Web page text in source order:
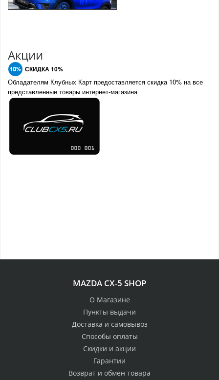
Акции
СКИДКА 10%
Обладателям Клубных Карт предоставляется скидка 10% на все
представленные товары интернет-магазина
MAZDA CX-5 SHOP
О Магазине
Пункты выдачи
Доставка и самовывоз
Способы оплаты
Скидки и акции
Гарантии
Возврат и обмен товара